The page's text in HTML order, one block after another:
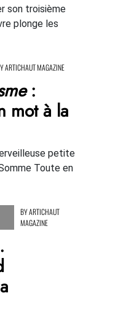
son troisième
plonge les
ARTICHAUT MAGAZINE
:
mot à la
petite
Toute en
BYARTICHAUT
MAGAZINE